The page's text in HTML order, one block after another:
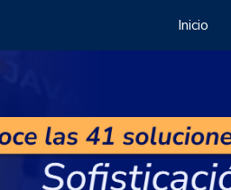
main content Inicio